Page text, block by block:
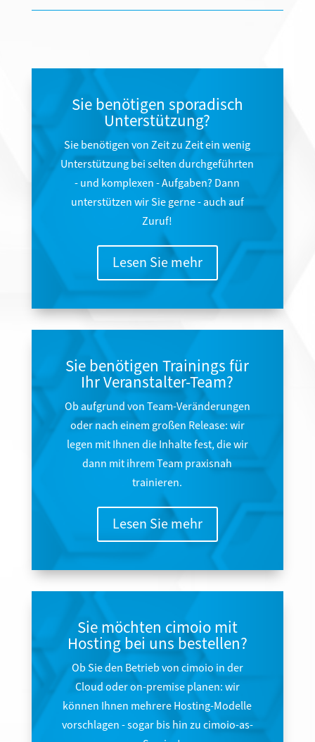
Sie benötigen sporadisch
Unterstützung?
Sie benötigen von Zeit zu Zeit ein wenig
Unterstützung bei selten durchgeführten
- und komplexen - Aufgaben? Dann
unterstützen wir Sie gerne - auch auf
Zuruf!
Lesen Sie mehr
Sie benötigen Trainings für
Ihr Veranstalter-Team?
Ob aufgrund von Team-Veränderungen
oder nach einem großen Release: wir
legen mit Ihnen die Inhalte fest, die wir
dann mit ihrem Team praxisnah
trainieren.
Lesen Sie mehr
Sie möchten cimoio mit
Hosting bei uns bestellen?
Ob Sie den Betrieb von cimoio in der
Cloud oder on-premise planen: wir
können Ihnen mehrere Hosting-Modelle
vorschlagen - sogar bis hin zu cimoio-as-